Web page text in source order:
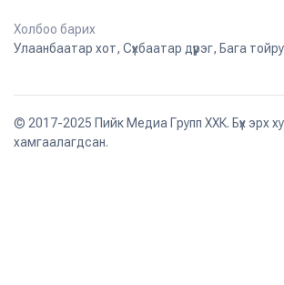
Холбоо барих
Улаанбаатар хот, Сүхбаатар дүүрэг, Бага
© 2017-2025 Пийк Медиа Групп ХХК. Бүх эрх
хамгаалагдсан.